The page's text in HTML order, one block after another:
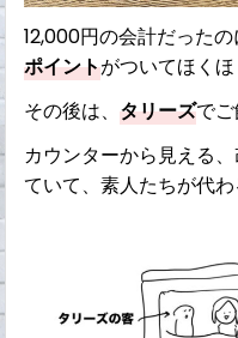
12,000円の会計だった
ポイントがついてほくほ
その後は、タリーズでご
カウンターから見える
ていて、素人たちが代わ